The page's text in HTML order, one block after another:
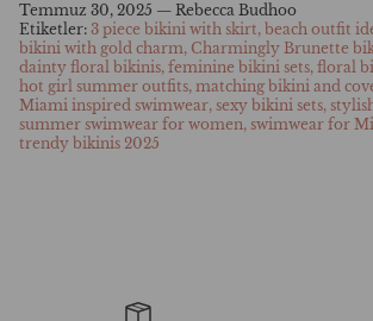
Temmuz 30, 2025 — Rebecca Budhoo
Etiketler: 3 piece bikini with skirt beach outfit
bikini with gold charm Charmingly Brunette
dainty floral bikinis feminine bikini sets floral
hot girl summer outfits matching bikini and
Miami inspired swimwear sexy bikini sets
summer swimwear for women swimwear for
trendy bikinis 2025